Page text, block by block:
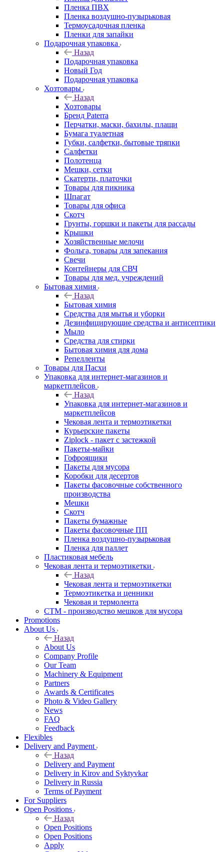
Пленка ПВХ
Пленка воздушно-пузырьковая
Термоусадочная пленка
Пленки для запайки
Подарочная упаковка
Назад
Подарочная упаковка
Новый Год
Подарочная упаковка
Хозтовары
Назад
Хозтовары
Бренд Paterra
Перчатки, маски, бахилы, плащи
Бумага туалетная
Губки, салфетки, бытовые тряпки
Салфетки
Полотенца
Мешки, сетки
Скатерти, платочки
Товары для пикника
Шпагат
Товары для офиса
Скотч
Грунты, горшки и пакеты для рассады
Крышки
Хозяйственные мелочи
Фольга, товары для запекания
Свечи
Контейнеры для СВЧ
Товары для мед. учреждений
Бытовая химия
Назад
Бытовая химия
Средства для мытья и уборки
Дезинфицирующие средства и антисептики
Мыло
Средства для стирки
Бытовая химия для дома
Репелленты
Товары для Пасхи
Упаковка для интернет-магазинов и
маркетплейсов
Назад
Упаковка для интернет-магазинов и
маркетплейсов
Чековая лента и термоэтикетки
Курьерские пакеты
Ziplock - пакет с застежкой
Пакеты-майки
Гофроящики
Пакеты для мусора
Коробки для десертов
Пакеты фасовочные собственного
производства
Мешки
Скотч
Пакеты бумажные
Пакеты фасовочные ПП
Пленка воздушно-пузырьковая
Пленка для паллет
Пластиковая мебель
Чековая лента и термоэтикетки
Назад
Чековая лента и термоэтикетки
Термоэтикетка и ценники
Чековая и термолента
СТМ - производство мешков для мусора
Promotions
About Us
Назад
About Us
Company Profile
Our Team
Machinery & Equipment
Partners
Awards & Certificates
Photo & Video Gallery
News
FAQ
Feedback
Flexibles
Delivery and Payment
Назад
Delivery and Payment
Delivery in Kirov and Syktyvkar
Delivery in Russia
Terms of Payment
For Suppliers
Open Positions
Назад
Open Positions
Open Positions
Apply